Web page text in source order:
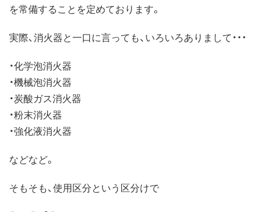
を常備することを定めております。
実際、消火器と一口に言っても、いろいろありまして・・・
・化学泡消火器
・機械泡消火器
・炭酸ガス消火器
・粉末消火器
・強化液消火器
などなど。
そもそも、使用区分という区分けで